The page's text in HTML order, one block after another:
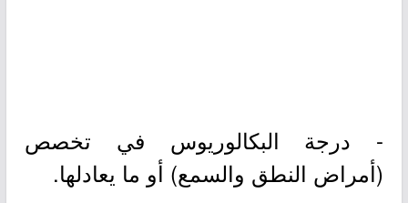
- درجة البكالوريوس في تخصص
(أمراض النطق والسمع) أو ما يعادلها.